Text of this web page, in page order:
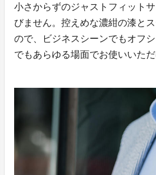
小さからずのジャストフィット
びません。控えめな濃紺の漆と
ので、ビジネスシーンでもオフ
でもあらゆる場面でお使いいただ